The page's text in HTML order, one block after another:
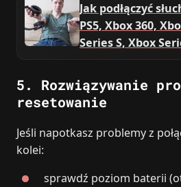
Jak podłączyć
PS5, Xbox 360,
Series S, Xbox
5. Rozwiązywanie
resetowanie
Jeśli napotkasz problemy z
kolei:
sprawdź poziom baterii